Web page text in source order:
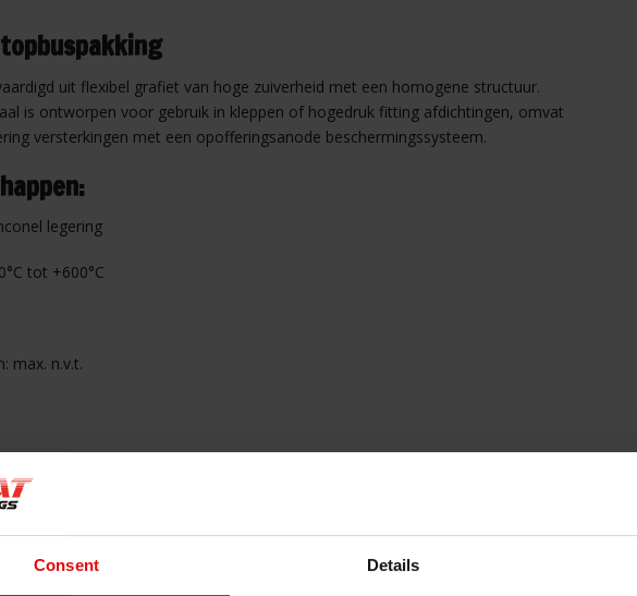
Consent Details
uit flexibel grafiet van hoge zuiverheid met een homogene structuur.
is ontworpen voor gebruik in kleppen of hogedruk fitting afdichtingen, omvat
versterkingen met een opofferingsanode beschermingssysteem.
legering
tot +600°C
max. n.v.t.
max. 2 m/s
voor statische toepassingen
g/cm³
HRC
van S4 tot S30 mm